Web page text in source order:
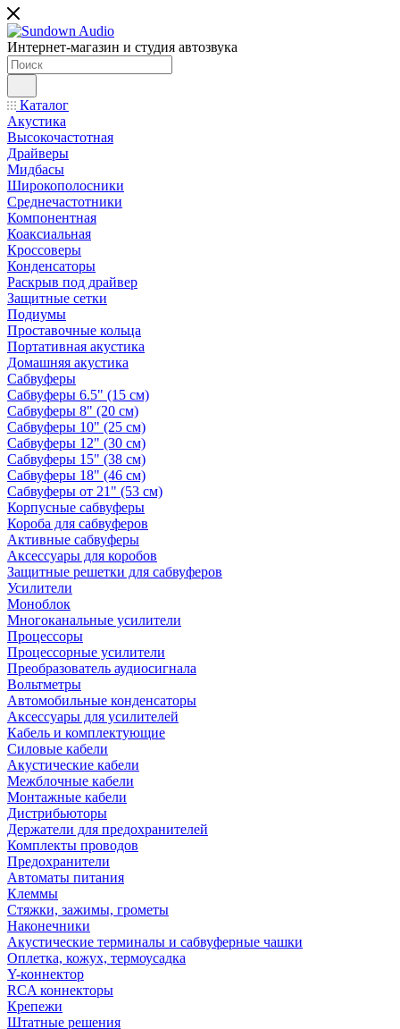
Интернет-магазин и студия автозвука
Каталог
Акустика
Высокочастотная
Драйверы
Мидбасы
Широкополосники
Среднечастотники
Компонентная
Коаксиальная
Кроссоверы
Конденсаторы
Раскрыв под драйвер
Защитные сетки
Подиумы
Проставочные кольца
Портативная акустика
Домашняя акустика
Сабвуферы
Сабвуферы 6.5" (15 см)
Сабвуферы 8" (20 см)
Сабвуферы 10" (25 см)
Сабвуферы 12" (30 см)
Сабвуферы 15" (38 см)
Сабвуферы 18" (46 см)
Сабвуферы от 21" (53 см)
Корпусные сабвуферы
Короба для сабвуферов
Активные сабвуферы
Аксессуары для коробов
Защитные решетки для сабвуферов
Усилители
Моноблок
Многоканальные усилители
Процессоры
Процессорные усилители
Преобразователь аудиосигнала
Вольтметры
Автомобильные конденсаторы
Аксессуары для усилителей
Кабель и комплектующие
Силовые кабели
Акустические кабели
Межблочные кабели
Монтажные кабели
Дистрибьюторы
Держатели для предохранителей
Комплекты проводов
Предохранители
Автоматы питания
Клеммы
Стяжки, зажимы, грометы
Наконечники
Акустические терминалы и сабвуферные чашки
Оплетка, кожух, термоусадка
Y-коннектор
RCA коннекторы
Крепежи
Штатные решения